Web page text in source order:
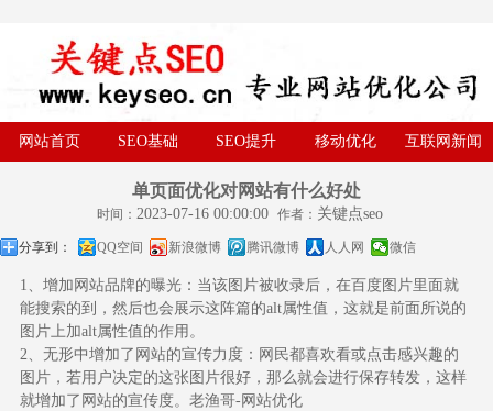
网站首页 SEO基础 SEO提升 移动优化 互联网新闻
单页面优化对网站有什么好处
时间： 2023-07-16 00:00:00 作者： 关键点seo
分享到： QQ空间 新浪微博 腾讯微博 人人网 微信
1、增加网站品牌的曝光：当该图片被收录后，在百度图片里面就
能搜索的到，然后也会展示这阵篇的alt属性值，这就是前面所说的
图片上加alt属性值的作用。
2、无形中增加了网站的宣传力度：网民都喜欢看或点击感兴趣的
图片，若用户决定的这张图片很好，那么就会进行保存转发，这样
就增加了网站的宣传度。老渔哥-网站优化